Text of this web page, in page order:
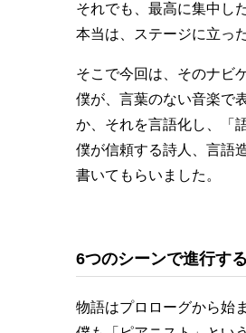
それでも、最高に集中し
本当は、ステージに立っ
そこで今回は、そのナビ
僕が、言葉のない音楽で
か、それを言語化し、「
僕が信頼する詩人、言語
書いてもらいました。
6つのシーンで進行す
物語はプロローグから始